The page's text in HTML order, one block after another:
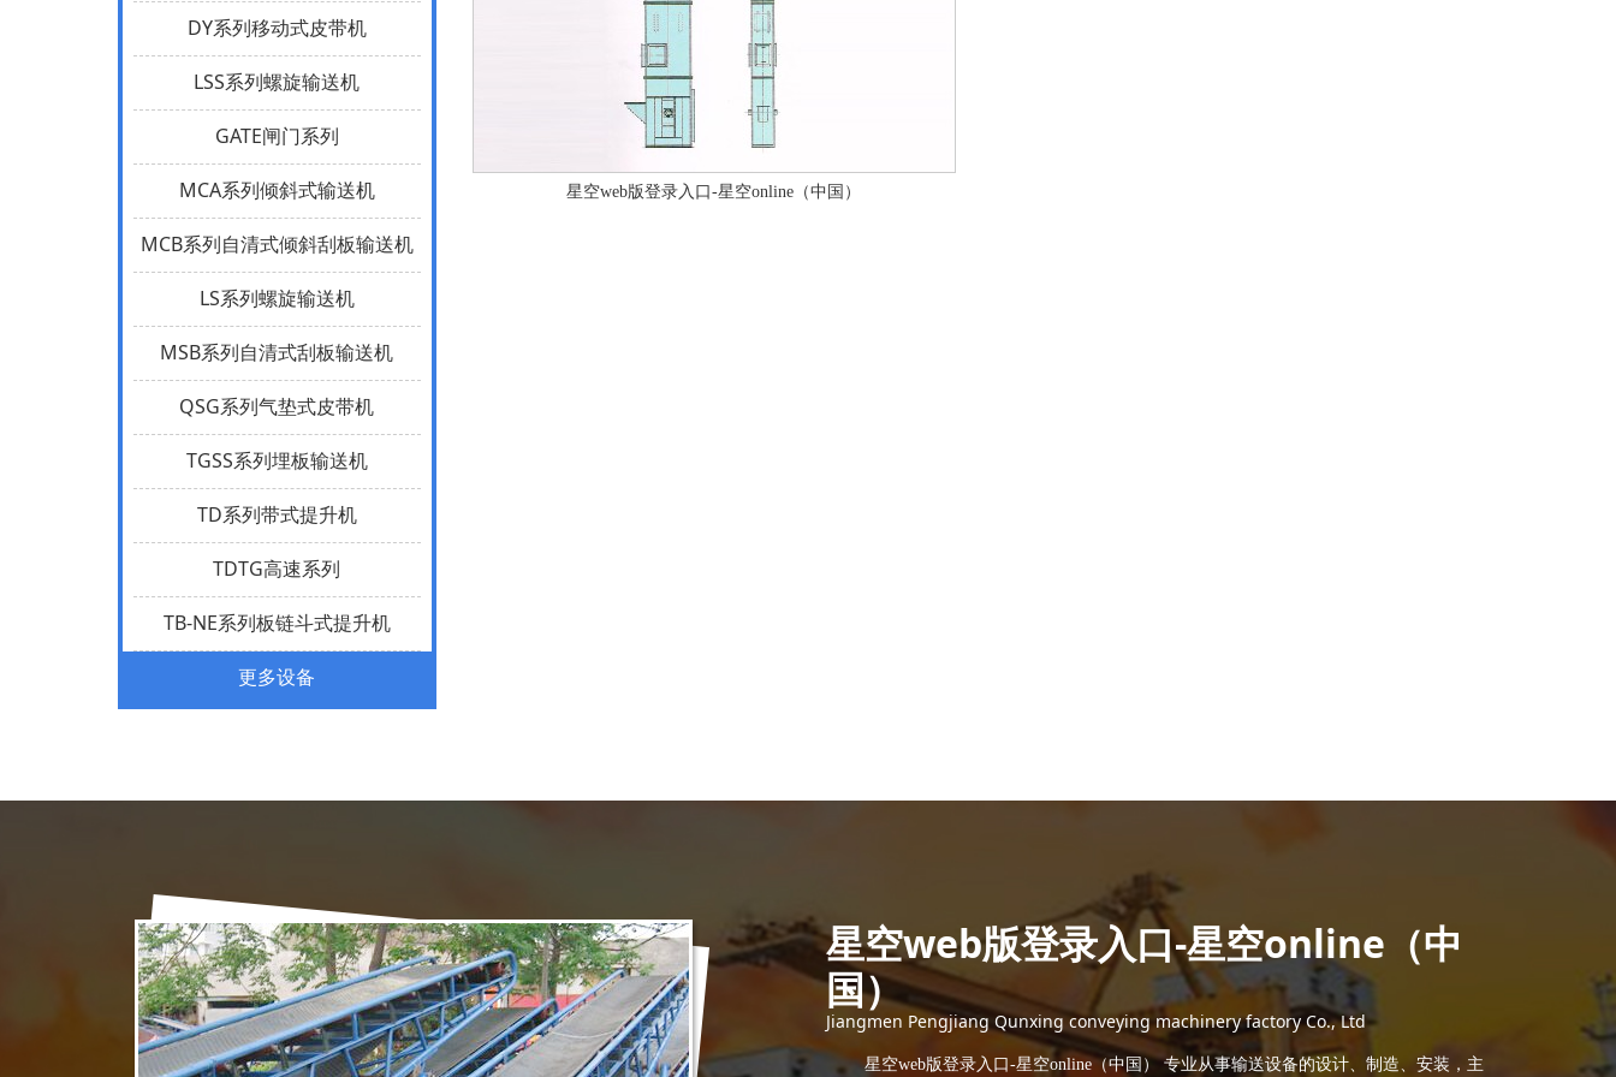
DY系列移动式皮带机
LSS系列螺旋输送机
GATE闸门系列
MCA系列倾斜式输送机
MCB系列自清式倾斜刮板输送机
LS系列螺旋输送机
MSB系列自清式刮板输送机
QSG系列气垫式皮带机
TGSS系列埋板输送机
TD系列带式提升机
TDTG高速系列
TB-NE系列板链斗式提升机
更多设备
星空web版登录入口-星空online（中国）
星空web版登录入口-星空online（中
国）
Jiangmen Pengjiang Qunxing conveying machinery factory Co., Ltd
星空web版登录入口-星空online（中国） 专业从事输送设备的设计、制造、安装，主